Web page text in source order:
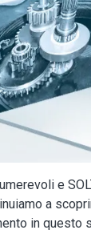
e
a
in questo